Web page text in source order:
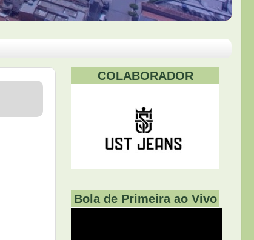
COLABORADOR
Bola de Primeira ao Vivo